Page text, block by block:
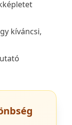
kíváncsi,